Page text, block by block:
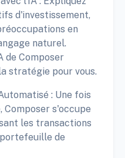
d'investissement,
en
naturel.
de Composer
stratégie pour vous.
: Une fois
s'occupe
les transactions
de